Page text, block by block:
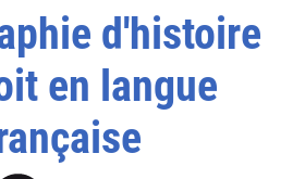
d'histoire
en langue